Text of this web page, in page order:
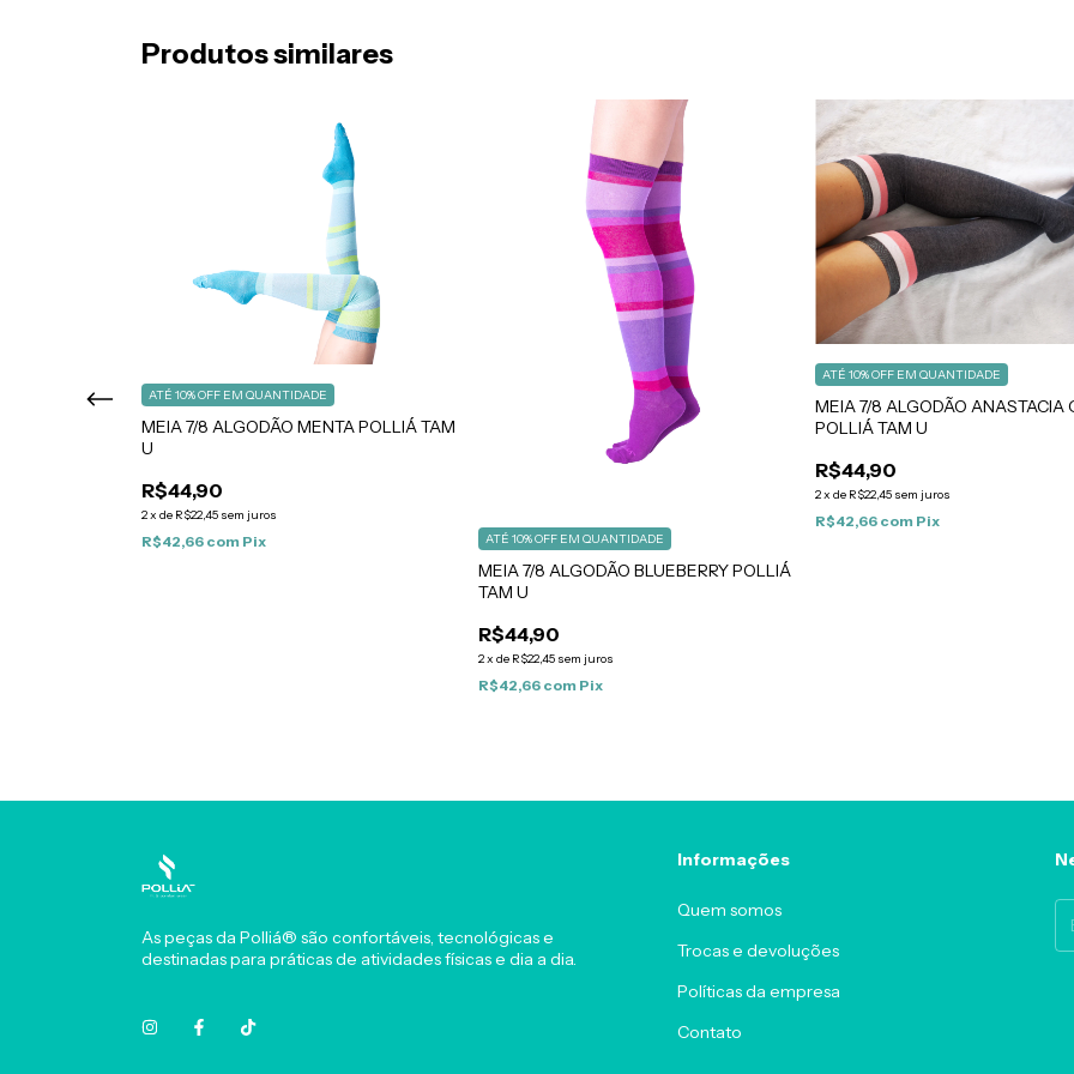
Produtos similares
MEIA 7/8 ALGODÃO MENTA POLLIÁ TAM
U
R$44,90
2x de R$22,45 sem juros
ATÉ 10% OFF EM QUANTIDADE
R$42,66 com Pix
MEIA 7/8 ALGODÃO BLUEBERRY POLLIÁ
TAM U
R$44,90
2x de R$22,45 sem juros
ATÉ 10% OFF EM QUANTIDADE
R$42,66 com Pix
MEIA 7/8 ALGODÃO ANASTACIA
POLLIÁ TAM U
R$44,90
2x de R$22,45 sem juros
ATÉ 10% OFF EM QUANTIDADE
R$42,66 com Pix
As peças da Polliá® são confortáveis, tecnológicas e
destinadas para práticas de atividades físicas e dia a dia.
Informações
Quem somos
Trocas e devoluções
Políticas da empresa
Contato